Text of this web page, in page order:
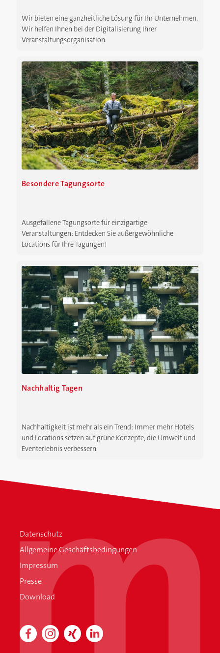
Wir bieten eine ganzheitliche Lösung für Ihr Unternehmen.
Wir helfen Ihnen bei der Digitalisierung Ihrer
Veranstaltungsorganisation.
Besondere Tagungsorte
Ausgefallene Tagungsorte für einzigartige
Veranstaltungen: Entdecken Sie außergewöhnliche
Locations für Ihre Tagungen!
Nachhaltig Tagen
Nachhaltigkeit ist mehr als ein Trend: Immer mehr Hotels
und Locations setzen auf grüne Konzepte, die Umwelt und
Eventerlebnis verbessern.
Datenschutz
Allgemeine Geschäftsbedingungen
Impressum
Presse
Download